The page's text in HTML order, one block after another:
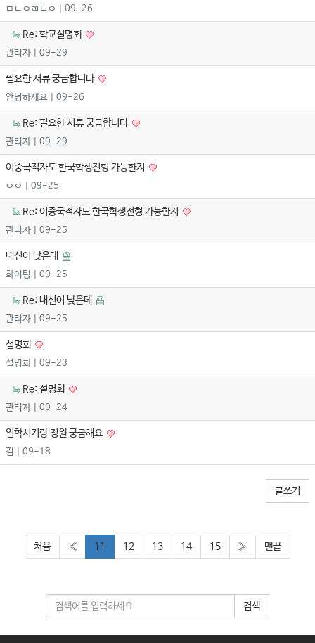
ㅁㄴㅇㄻㄴㅇ | 09-26
Re: 학교설명회
관리자 | 09-29
필요한 서류 궁금합니다
안녕하세요 | 09-26
Re: 필요한 서류 궁금합니다
관리자 | 09-29
이중국적자도 한국학생전형 가능한지
ㅇㅇ | 09-25
Re: 이중국적자도 한국학생전형 가능한지
관리자 | 09-25
내신이 낮은데
화이팅 | 09-25
Re: 내신이 낮은데
관리자 | 09-25
설명회
설명회 | 09-23
Re: 설명회
관리자 | 09-24
입학시기랑 정원 궁금해요
김 | 09-18
글쓰기
처음 « 11 12 13 14 15 » 맨끝
검색